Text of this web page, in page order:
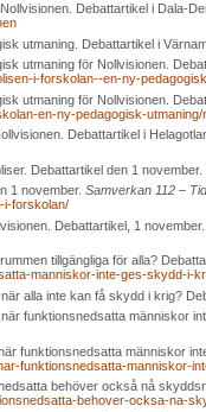
Debattartikel i Dala-
utmaning. Debattartikel i
utmaning för Nollvisionen.
i-forskolan--en-ny-
utmaning för Nollvisionen.
en-ny-pedagogisk-
Debattartikel i
Debattartikel den 1 november.
1 november. Samverkan 112 –
i-forskolan/
Debattartikel, 1
tillgängliga för alla?
manniskor-inte-ges-skydd-i-
alla inte kan få skydd i krig?
funktionsnedsatta människor
funktionsnedsatta människor
funktionsnedsatta-manniskor-
behöver också nå
behover-ocksa-na-